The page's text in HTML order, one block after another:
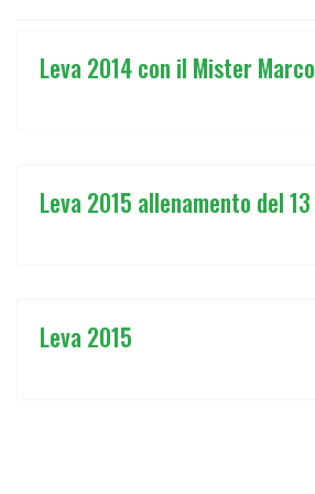
Leva 2014 con il Mister
Leva 2015 allenamento del
Leva 2015